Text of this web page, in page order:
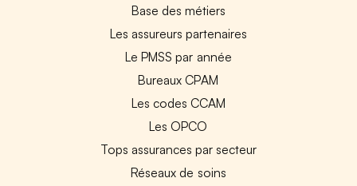
Base des métiers
Les assureurs partenaires
Le PMSS par année
Bureaux CPAM
Les codes CCAM
Les OPCO
Tops assurances par secteur
Réseaux de soins